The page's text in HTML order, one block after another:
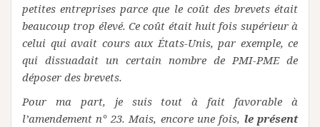
petites entreprises parce que le coût des brevets était
beaucoup trop élevé. Ce coût était huit fois supérieur à
celui qui avait cours aux États-Unis, par exemple, ce
qui dissuadait un certain nombre de PMI-PME de
déposer des brevets.
Pour ma part, je suis tout à fait favorable à
l’amendement n° 23. Mais, encore une fois, le présent